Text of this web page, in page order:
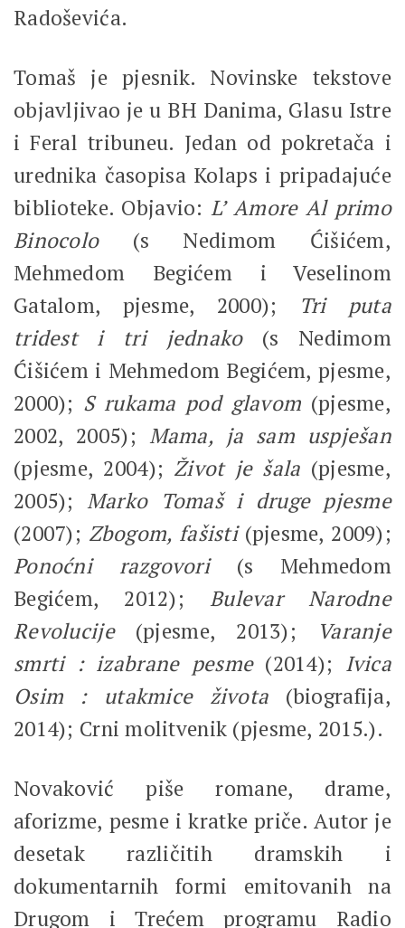
Radoševića.
Tomaš je pjesnik. Novinske tekstove
objavljivao je u BH Danima, Glasu Istre
i Feral tribuneu. Jedan od pokretača i
urednika časopisa Kolaps i pripadajuće
biblioteke. Objavio:L’ Amore Al primo
Binocolo(s Nedimom Ćišićem,
Mehmedom Begićem i Veselinom
Gatalom, pjesme, 2000);
Tri puta
tridest i tri jednako(s Nedimom
Ćišićem i Mehmedom Begićem, pjesme,
2000); S rukama pod glavom (pjesme,
2002, 2005); Mama, ja sam uspješan
(pjesme, 2004); Život je šala (pjesme,
2005); Marko Tomaš i druge pjesme
(2007); Zbogom, fašisti(pjesme, 2009);
Ponoćni razgovori(s Mehmedom
Begićem, 2012);Bulevar Narodne
Revolucije(pjesme, 2013);
Varanje
smrti : izabrane pesme(2014); Ivica
Osim : utakmice života (biografija,
2014); Crni molitvenik (pjesme, 2015.).
Novaković piše romane, drame,
aforizme, pesme i kratke priče. Autor je
desetak različitih dramskih i
dokumentarnih formi emitovanih na
Drugom i Trećem programu Radio